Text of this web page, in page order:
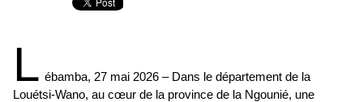
L ébamba, 27 mai 2026 – Dans le département de la
Louétsi-Wano, au cœur de la province de la Ngounié, une